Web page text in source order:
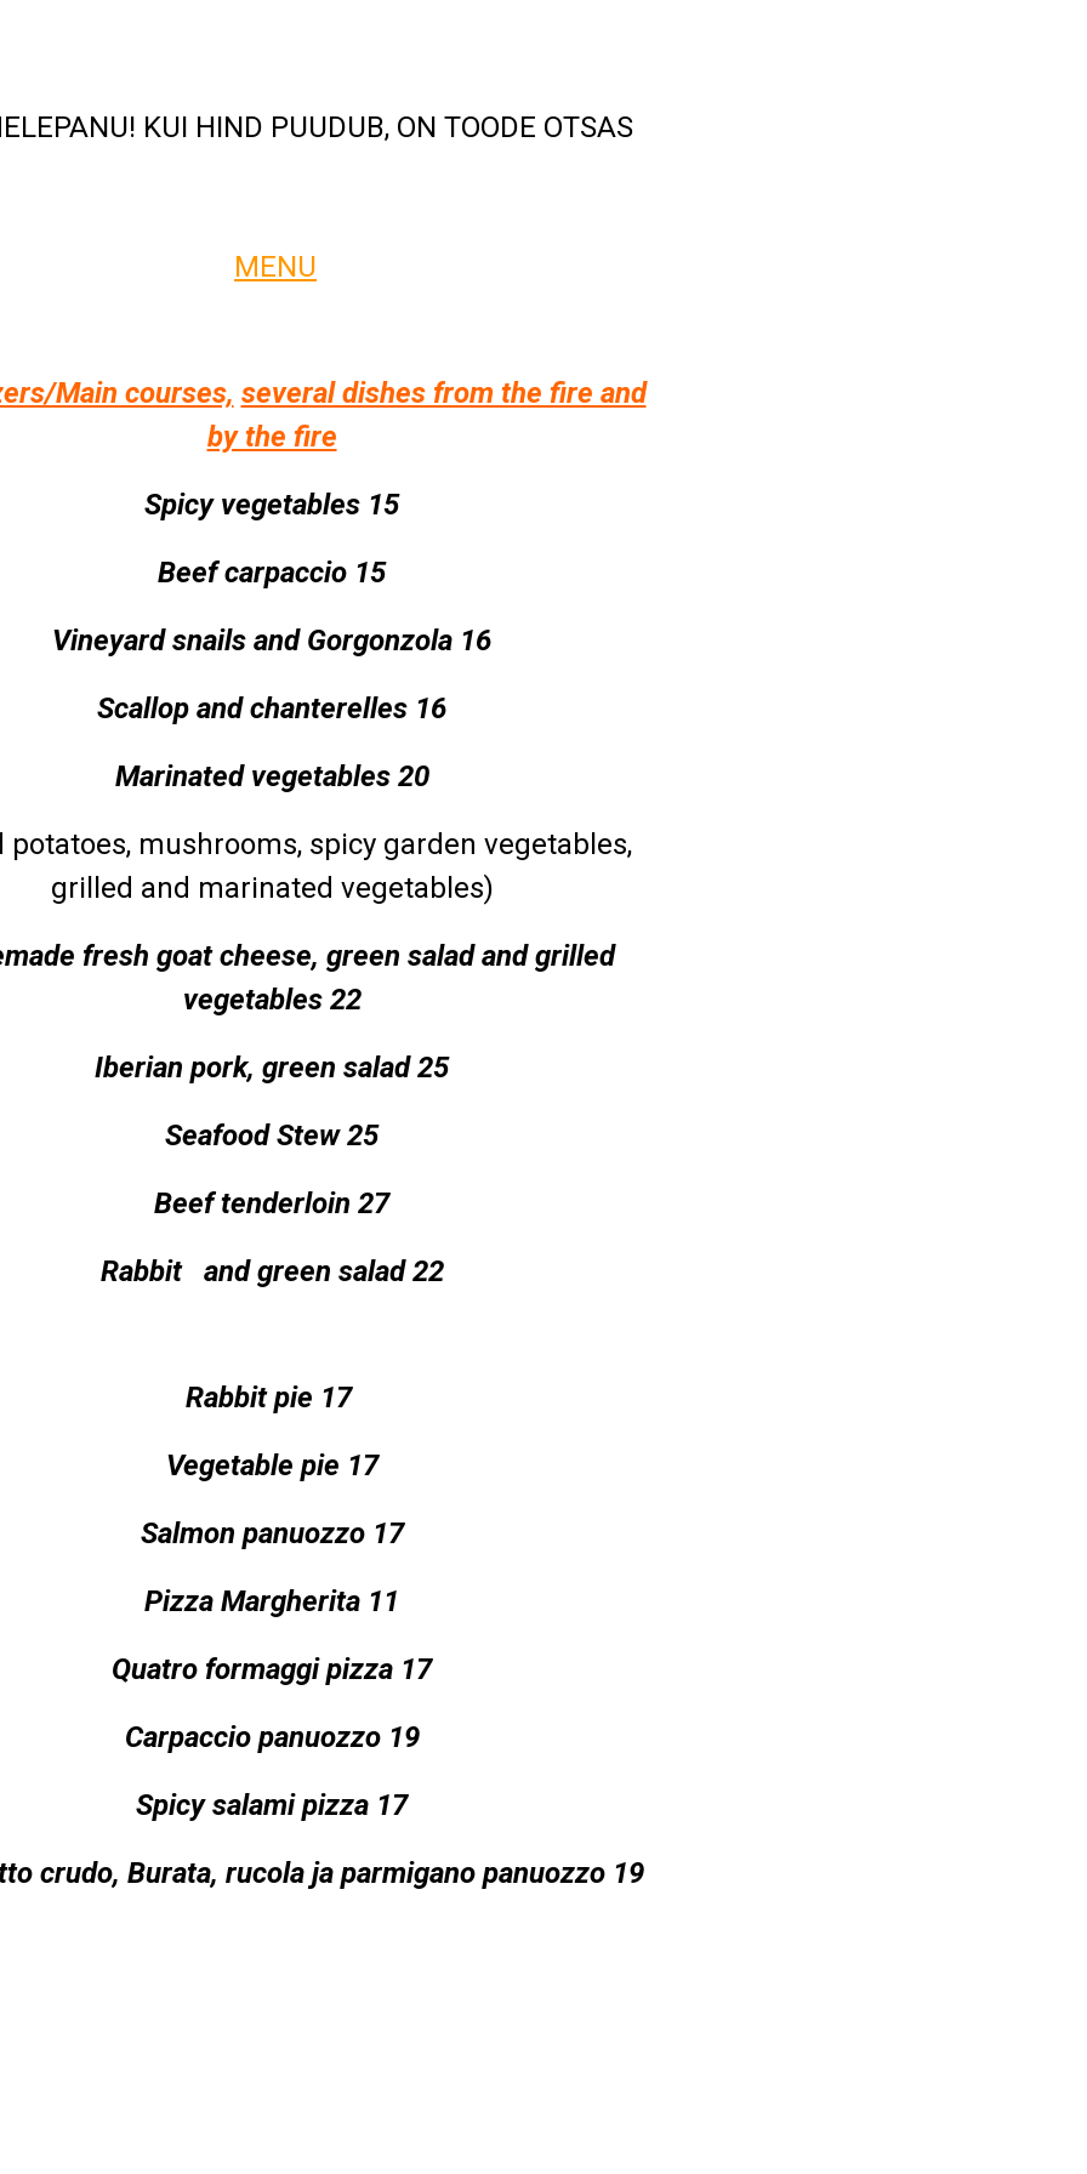
KUI HIND PUUDUB, ON TOODE OTSAS
MENU
Main courses, several dishes from the fire and
by the fire
Spicy vegetables 15
Beef carpaccio 15
Vineyard snails and Gorgonzola 16
Scallop and chanterelles 16
Marinated vegetables 20
potatoes, mushrooms, spicy garden vegetables,
grilled and marinated vegetables)
fresh goat cheese, green salad and grilled
vegetables 22
Iberian pork, green salad 25
Seafood Stew 25
Beef tenderloin 27
Rabbit and green salad 22
Rabbit pie 17
Vegetable pie 17
Salmon panuozzo 17
Pizza Margherita 11
Quatro formaggi pizza 17
Carpaccio panuozzo 19
Spicy salami pizza 17
crudo, Burata, rucola ja parmigano panuozzo 19